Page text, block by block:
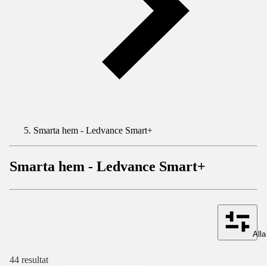
Smarta hem - Ledvance Smart+
Smarta hem - Ledvance Smart+
44 resultat